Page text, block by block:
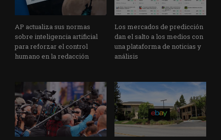
AP actualiza sus normas
sobre inteligencia artificial
para reforzar el control
humano en la redacción
Los mercados de predicción
dan el salto a los medios con
una plataforma de noticias y
análisis